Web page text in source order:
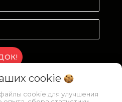
cookie
cookie для улучшения